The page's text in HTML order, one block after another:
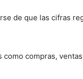
de que las cifras
compras,